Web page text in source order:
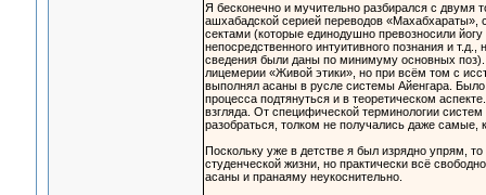
Я бесконечно и мучительно разбирался с
ашхабадской серией переводов
сектами (которые единодушно превозносили
непосредственного интуитивного познания и
сведения были даны по минимуму основных
лицемерии «Живой этики», но при всём том с
выполнял асаны в русле системы Айенгара.
процесса подтянуться и в теоретическом
взгляда. От специфической терминологии
разобраться, толком не получались даже самые,
Поскольку уже в детстве я был изрядно упрям,
студенческой жизни, но практически всё
асаны и пранаяму неукоснительно.